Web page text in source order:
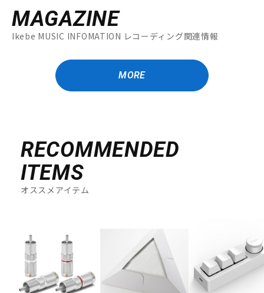
MAGAZINE
Ikebe MUSIC INFOMATION レコーディング関連情報
MORE
RECOMMENDED
ITEMS
オススメアイテム